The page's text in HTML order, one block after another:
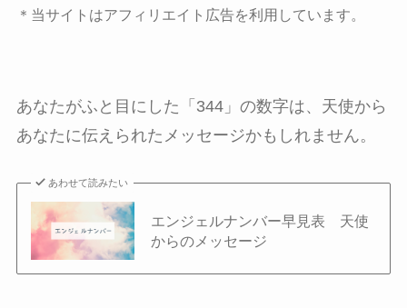
＊当サイトはアフィリエイト広告を利用しています。
あなたがふと目にした「344」の数字は、天使から
あなたに伝えられたメッセージかもしれません。
あわせて読みたい
エンジェルナンバー早見表 天使
からのメッセージ